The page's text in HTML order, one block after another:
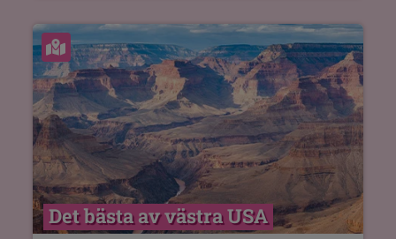
Se karta
Det bästa av västra USA